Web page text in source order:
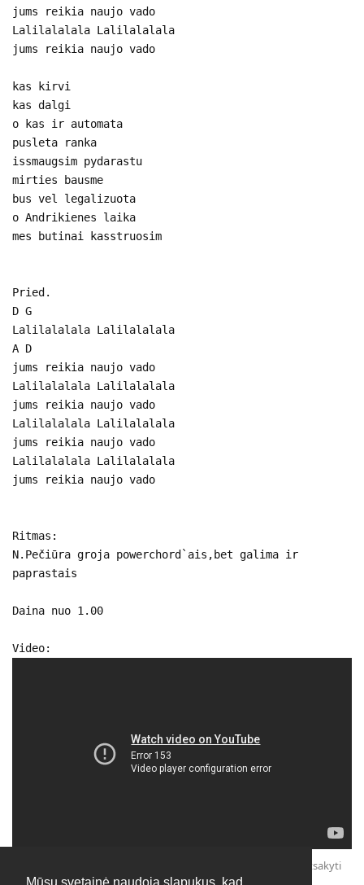
jums reikia naujo vado
Lalilalalala Lalilalalala
jums reikia naujo vado
kas kirvi
kas dalgi
o kas ir automata
pusleta ranka
issmaugsim pydarastu
mirties bausme
bus vel legalizuota
o Andrikienes laika
mes butinai kasstruosim
Pried.
D G
Lalilalalala Lalilalalala
A D
jums reikia naujo vado
Lalilalalala Lalilalalala
jums reikia naujo vado
Lalilalalala Lalilalalala
jums reikia naujo vado
Lalilalalala Lalilalalala
jums reikia naujo vado
Ritmas:
N.Pečiūra groja powerchord`ais,bet galima ir
paprastais
Daina nuo 1.00
Video:
Atsakyti